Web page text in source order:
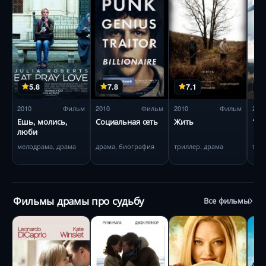
5.8
2010 Фильм
Ешь, молись,
люби
мелодрама, драма
7.8
2010 Фильм
Социальная сеть
драма, биография
7.1
2010 Фильм
Жить
триллер, драма
2010
Фильмы драмы про судьбу Все фильмы